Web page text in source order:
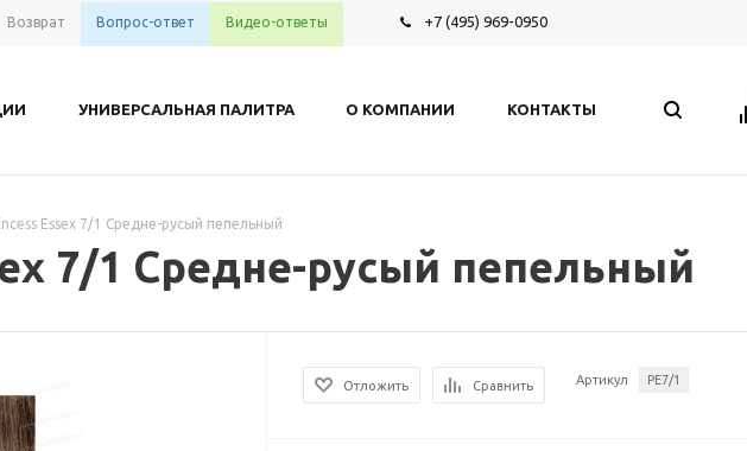
Возврат Вопрос-ответ Видео-ответы +7 (495) 969-0950
УНИВЕРСАЛЬНАЯ ПАЛИТРА О КОМПАНИИ КОНТАКТЫ
Essex 7/1 Средне-русый пепельный
7/1 Средне-русый пепельный
Отложить Сравнить Артикул PE7/1